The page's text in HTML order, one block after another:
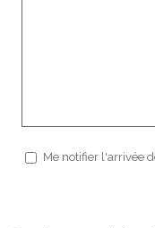
Me notifier l'arrivée